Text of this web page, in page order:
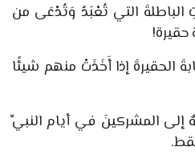
الباطلةَ التي تُعْبَدُ وَتُدْعَى من
حقيرة!
الحقيرةَ إذا أَخَذَتْ منهم شيئًا
المشركينَ في أيام النبيِّ